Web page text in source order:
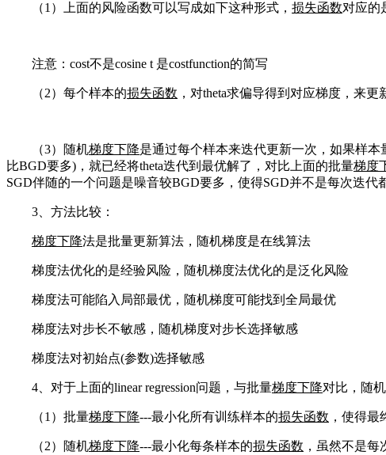
（1）上面的风险函数可以写成如下这种形式， 损失函数对应的
注意：cost不是cosine t 是costfunction的简写
（2）每个样本的损失函数 ，对theta求偏导得到对应梯度，来更
（3）随机梯度下降是通过每个样本来迭代更新一次，如果样
比BGD要多)，就已经将theta迭代到最优解了，对比上面的批量梯度
SGD伴随的一个问题是噪音较BGD要多，使得SGD并不是每次迭代
3、方法比较：
梯度下降法是批量更新算法，随机梯度是在线算法
梯度法优化的是经验风险，随机梯度法优化的是泛化风险
梯度法可能陷入局部最优，随机梯度可能找到全局最优
梯度法对步长不敏感，随机梯度对步长选择敏感
梯度法对初始点(参数)选择敏感
4、对于上面的linear regression问题，与批量梯度下降对比，随机
（1）批量梯度下降---最小化所有训练样本的损失函数 ，使得
（2）随机梯度下降---最小化每条样本的损失函数 ，虽然不是每